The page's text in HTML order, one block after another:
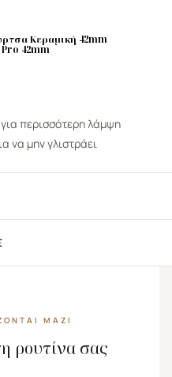
Κεραμική 42mm
42mm
περισσότερη λάμψη
να μην γλιστράει
ΜΑΖΊ
ρουτίνα σας